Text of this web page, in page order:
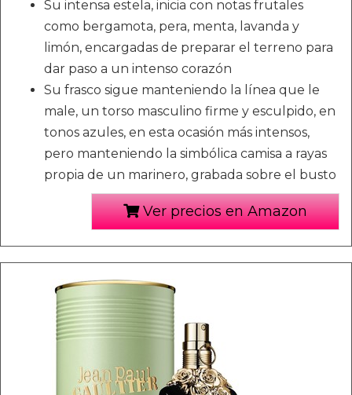
Su intensa estela, inicia con notas frutales
como bergamota, pera, menta, lavanda y
limón, encargadas de preparar el terreno para
dar paso a un intenso corazón
Su frasco sigue manteniendo la línea que le
male, un torso masculino firme y esculpido, en
tonos azules, en esta ocasión más intensos,
pero manteniendo la simbólica camisa a rayas
propia de un marinero, grabada sobre el busto
Ver precios en Amazon